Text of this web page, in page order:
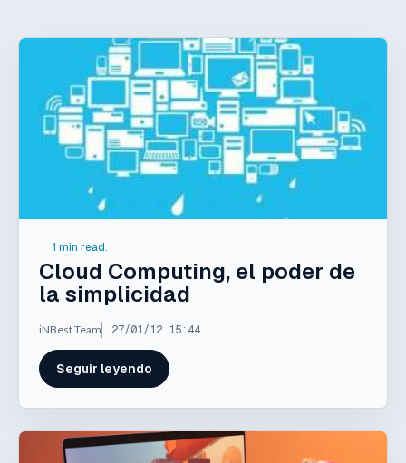
1 min read.
Cloud Computing, el poder de
la simplicidad
iNBest Team 27/01/12 15:44
Seguir leyendo